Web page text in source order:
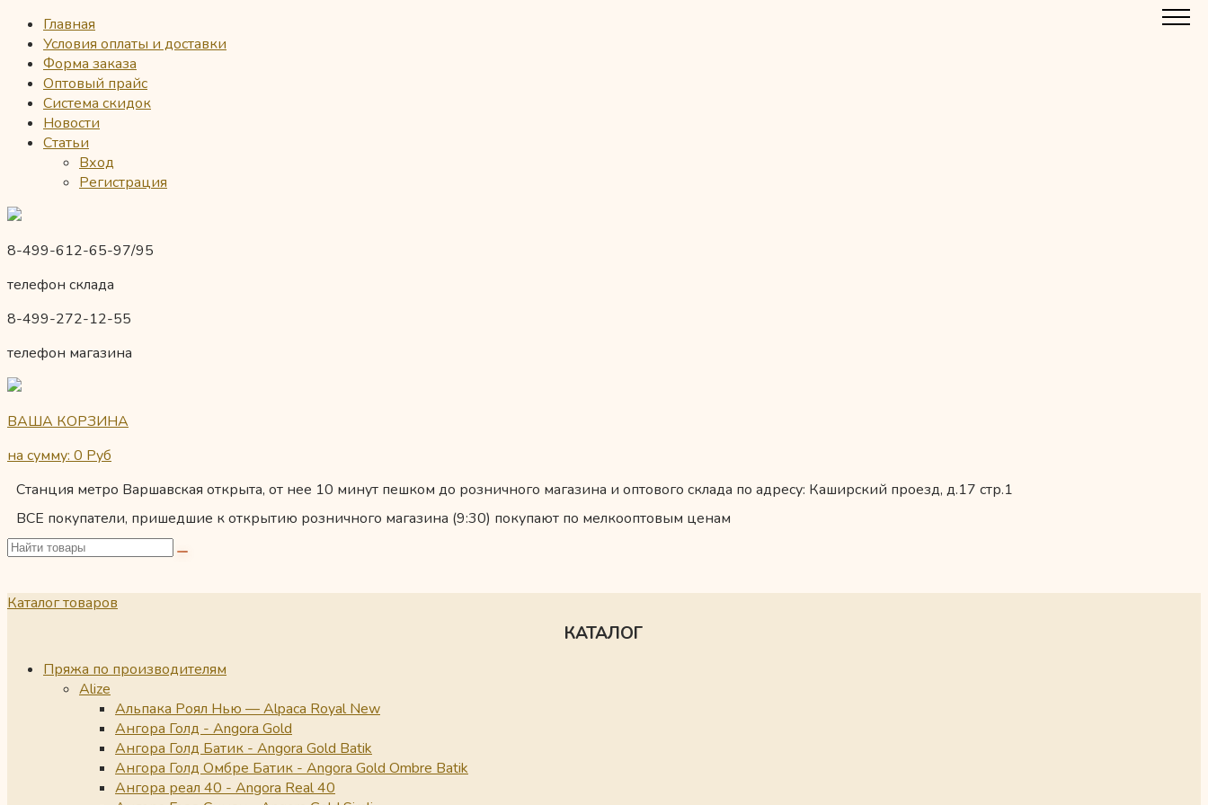
Главная
Условия оплаты и доставки
Форма заказа
Оптовый прайс
Система скидок
Новости
Статьи
Вход
Регистрация
8-499-612-65-97/95
телефон склада
8-499-272-12-55
телефон магазина
ВАША КОРЗИНА
на сумму: 0 Руб
Станция метро Варшавская открыта, от нее 10 минут пешком до розничного магазина и оптового склада по адресу: Каширский проезд, д.17 стр.1
ВСЕ покупатели, пришедшие к открытию розничного магазина (9:30) покупают по мелкооптовым ценам
Каталог товаров
КАТАЛОГ
Пряжа по производителям
Alize
Альпака Роял Нью — Alpaca Royal New
Ангора Голд - Angora Gold
Ангора Голд Батик - Angora Gold Batik
Ангора Голд Омбре Батик - Angora Gold Ombre Batik
Ангора реал 40 - Angora Real 40